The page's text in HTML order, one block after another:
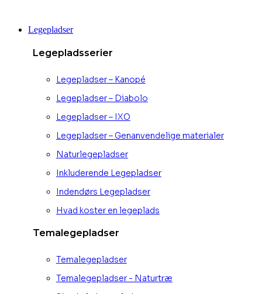
indholdLegepladser
Legepladsserier
Legepladser – Kanopé
Legepladser – Diabolo
Legepladser – IXO
Legepladser – Genanvendelige materialer
Naturlegepladser
Inkluderende Legepladser
Indendørs Legepladser
Hvad koster en legeplads
Temalegepladser
Temalegepladser
Temalegepladser - Naturtræ